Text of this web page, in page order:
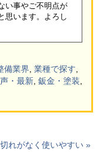
い事やご不明点が
思います。よろし
備業界 業種で探す
・最新 鈑金・塗装
れがなく使いやすい »